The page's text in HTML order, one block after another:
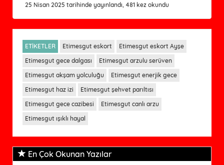
25 Nisan 2025 tarihinde yayınlandı, 481 kez okundu
ETİKETLER Etimesgut eskort
Etimesgut eskort Ayşe
Etimesgut gece dalgası
Etimesgut arzulu serüven
Etimesgut akşam yolculuğu
Etimesgut enerjik gece
Etimesgut haz izi
Etimesgut şehvet parıltısı
Etimesgut gece cazibesi
Etimesgut canlı arzu
Etimesgut ışıklı hayal
En Çok Okunan Yazılar